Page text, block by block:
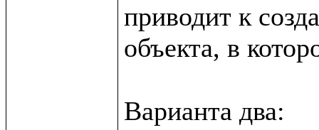
приводит к
объекта, в
Варианта два: